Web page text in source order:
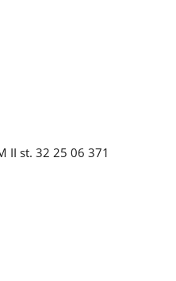
II st. 32 25 06 371